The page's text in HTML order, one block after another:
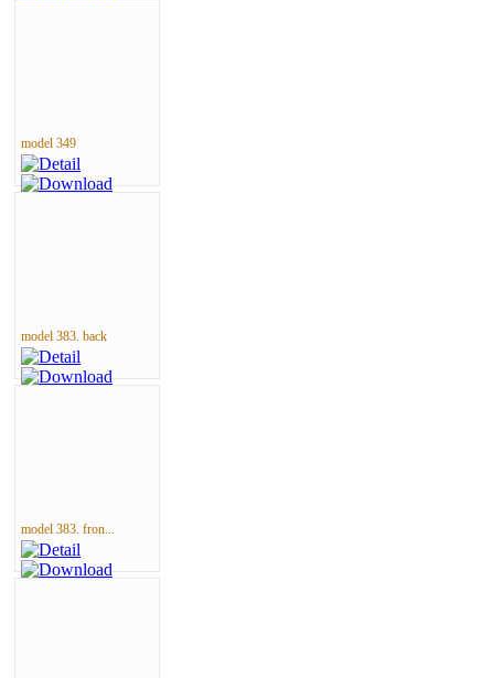
model 349
model 383. back
model 383. fron...